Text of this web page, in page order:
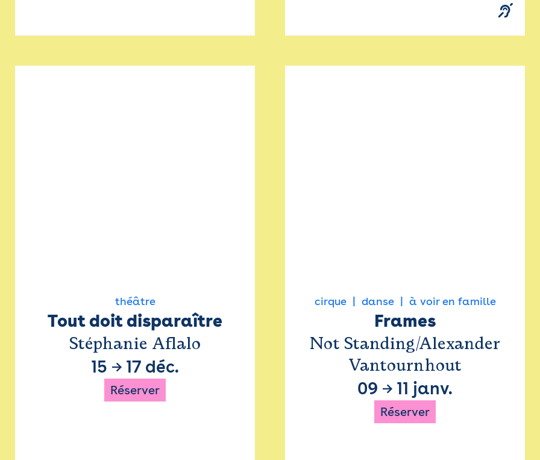
théâtre
Tout doit disparaître
Stéphanie Aflalo
15 → 17 déc.
Réserver
cirque danse à voir en famille
Frames
Not Standing/Alexander
Vantournhout
09 → 11 janv.
Réserver